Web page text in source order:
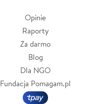
Opinie
Raporty
Za darmo
Blog
Dla NGO
Fundacja Pomagam.pl